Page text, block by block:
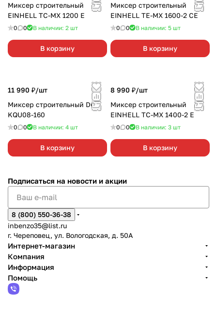
Миксер строительный
EINHELL TC-MX 1200 E
0 0 В наличии: 2 шт
В корзину
Миксер строительный
EINHELL TE-MX 1600-2 CE
0 0 В наличии: 5 шт
В корзину
11 990 ₽/шт
Миксер строительный DCK
KQU08-160
0 0 В наличии: 4 шт
В корзину
8 990 ₽/шт
Миксер строительный
EINHELL TC-MX 1400-2 E
0 0 В наличии: 3 шт
В корзину
Подписаться на новости и акции
8 (800) 550-36-38
inbenzo35@list.ru
г. Череповец, ул. Вологодская, д. 50А
Интернет-магазин
Компания
Информация
Помощь